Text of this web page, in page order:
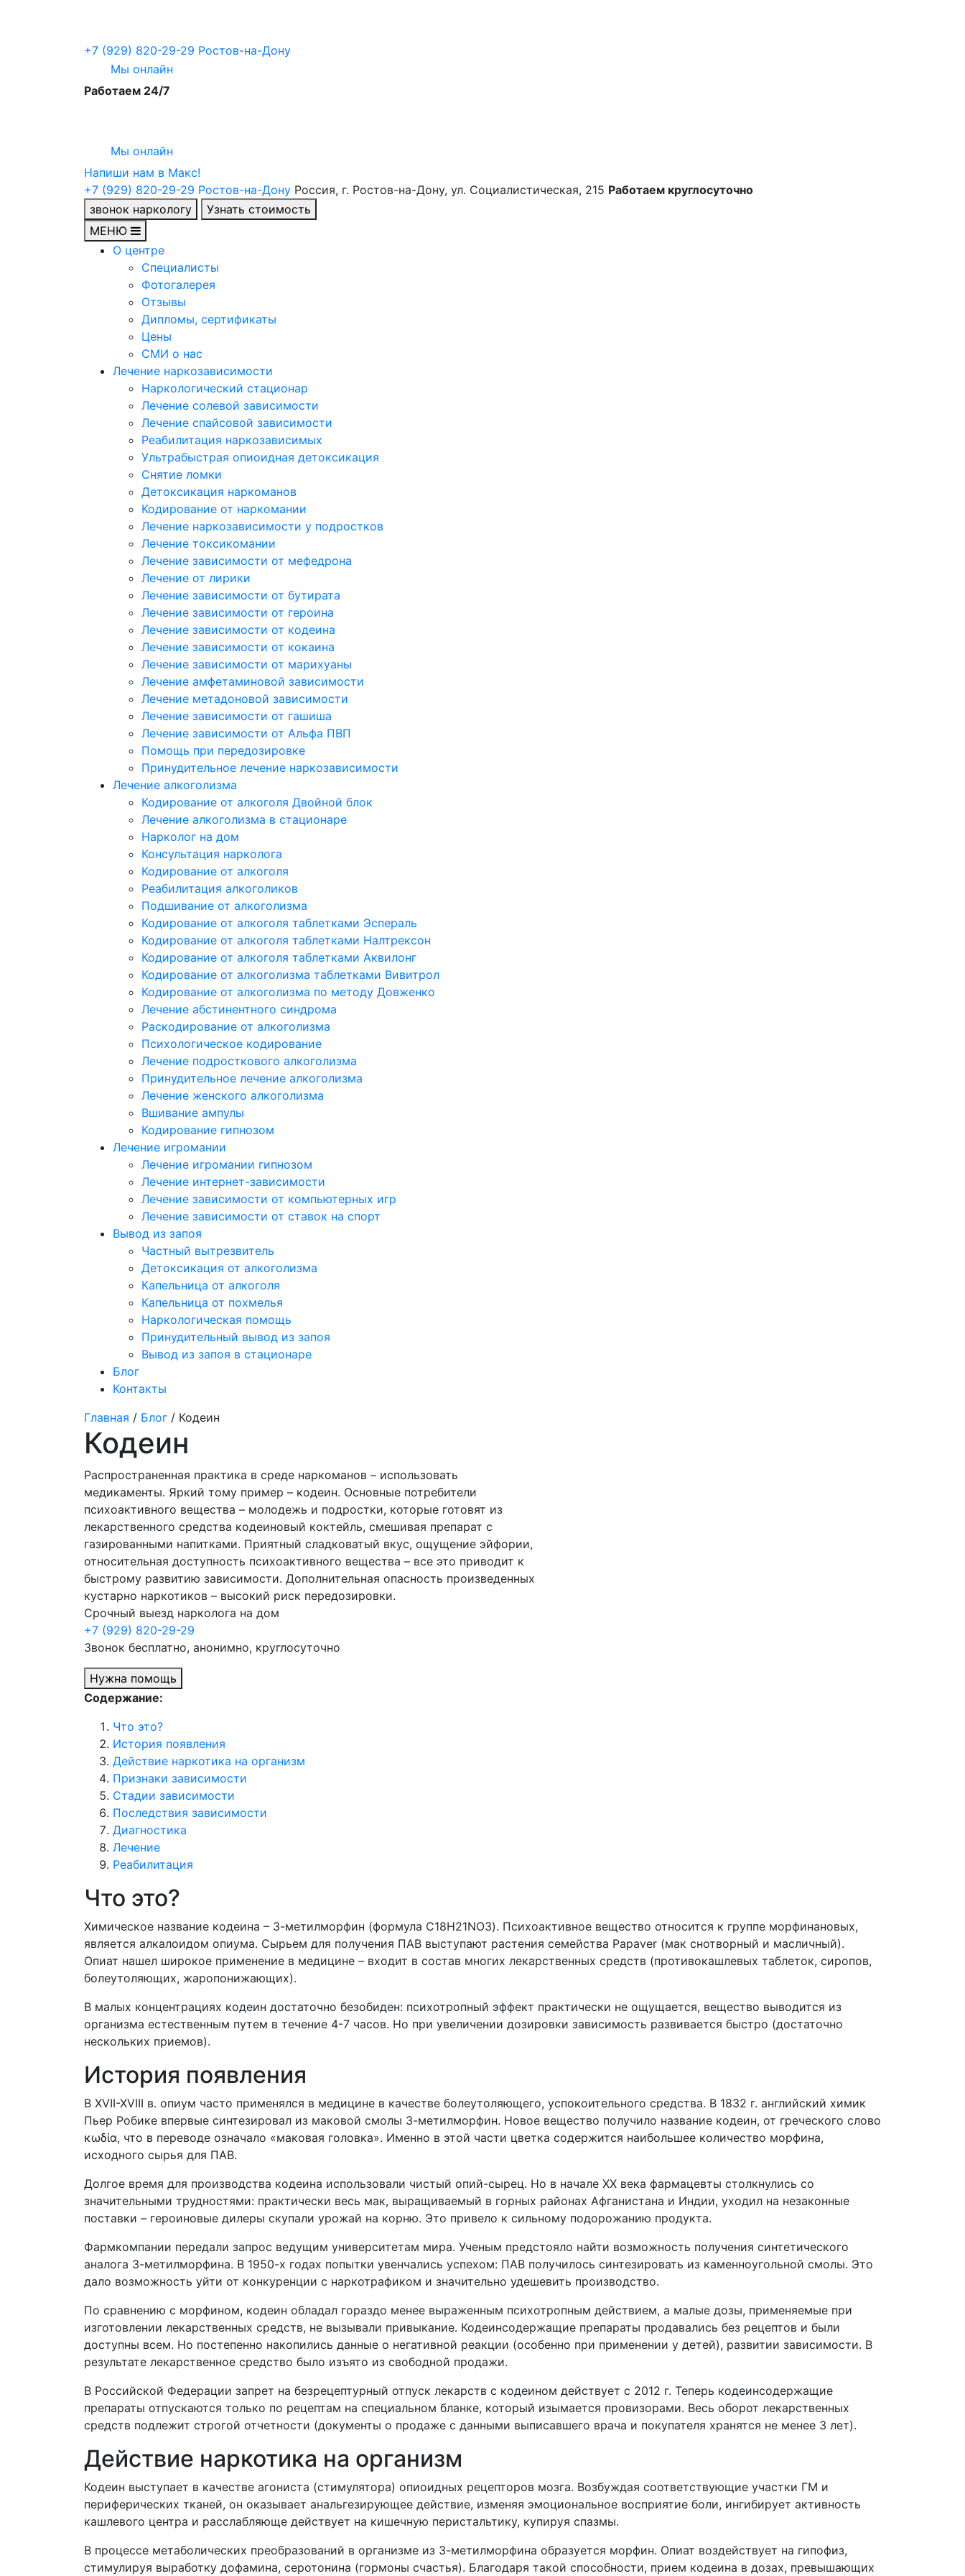
+7 (929) 820-29-29 Ростов-на-Дону
Мы онлайн
Работаем 24/7
Мы онлайн
Напиши нам в Maкс!
+7 (929) 820-29-29 Ростов-на-Дону Россия, г. Ростов-на-Дону, ул. Социалистическая, 215 Работаем круглосуточно
звонок наркологу
Узнать стоимость
МЕНЮ
О центре
Специалисты
Фотогалерея
Отзывы
Дипломы, сертификаты
Цены
СМИ о нас
Лечение наркозависимости
Наркологический стационар
Лечение солевой зависимости
Лечение спайсовой зависимости
Реабилитация наркозависимых
Ультрабыстрая опиоидная детоксикация
Снятие ломки
Детоксикация наркоманов
Кодирование от наркомании
Лечение наркозависимости у подростков
Лечение токсикомании
Лечение зависимости от мефедрона
Лечение от лирики
Лечение зависимости от бутирата
Лечение зависимости от героина
Лечение зависимости от кодеина
Лечение зависимости от кокаина
Лечение зависимости от марихуаны
Лечение амфетаминовой зависимости
Лечение метадоновой зависимости
Лечение зависимости от гашиша
Лечение зависимости от Альфа ПВП
Помощь при передозировке
Принудительное лечение наркозависимости
Лечение алкоголизма
Кодирование от алкоголя Двойной блок
Лечение алкоголизма в стационаре
Нарколог на дом
Консультация нарколога
Кодирование от алкоголя
Реабилитация алкоголиков
Подшивание от алкоголизма
Кодирование от алкоголя таблетками Эспераль
Кодирование от алкоголя таблетками Налтрексон
Кодирование от алкоголя таблетками Аквилонг
Кодирование от алкоголизма таблетками Вивитрол
Кодирование от алкоголизма по методу Довженко
Лечение абстинентного синдрома
Раскодирование от алкоголизма
Психологическое кодирование
Лечение подросткового алкоголизма
Принудительное лечение алкоголизма
Лечение женского алкоголизма
Вшивание ампулы
Кодирование гипнозом
Лечение игромании
Лечение игромании гипнозом
Лечение интернет-зависимости
Лечение зависимости от компьютерных игр
Лечение зависимости от ставок на спорт
Вывод из запоя
Частный вытрезвитель
Детоксикация от алкоголизма
Капельница от алкоголя
Капельница от похмелья
Наркологическая помощь
Принудительный вывод из запоя
Вывод из запоя в стационаре
Блог
Контакты
Главная / Блог / Кодеин
Кодеин
Распространенная практика в среде наркоманов – использовать
медикаменты. Яркий тому пример – кодеин. Основные потребители
психоактивного вещества – молодежь и подростки, которые готовят из
лекарственного средства кодеиновый коктейль, смешивая препарат с
газированными напитками. Приятный сладковатый вкус, ощущение эйфории,
относительная доступность психоактивного вещества – все это приводит к
быстрому развитию зависимости. Дополнительная опасность произведенных
кустарно наркотиков – высокий риск передозировки.
Срочный выезд нарколога на дом
+7 (929) 820-29-29
Звонок бесплатно, анонимно, круглосуточно
Нужна помощь
Содержание:
Что это?
История появления
Действие наркотика на организм
Признаки зависимости
Стадии зависимости
Последствия зависимости
Диагностика
Лечение
Реабилитация
Что это?
Химическое название кодеина – 3-метилморфин (формула C18H21NO3). Психоактивное вещество относится к группе морфинановых,
является алкалоидом опиума. Сырьем для получения ПАВ выступают растения семейства Papaver (мак снотворный и масличный).
Опиат нашел широкое применение в медицине – входит в состав многих лекарственных средств (противокашлевых таблеток, сиропов,
болеутоляющих, жаропонижающих).
В малых концентрациях кодеин достаточно безобиден: психотропный эффект практически не ощущается, вещество выводится из
организма естественным путем в течение 4-7 часов. Но при увеличении дозировки зависимость развивается быстро (достаточно
нескольких приемов).
История появления
В XVII-XVIII в. опиум часто применялся в медицине в качестве болеутоляющего, успокоительного средства. В 1832 г. английский химик
Пьер Робике впервые синтезировал из маковой смолы 3-метилморфин. Новое вещество получило название кодеин, от греческого слово
κωδία, что в переводе означало «маковая головка». Именно в этой части цветка содержится наибольшее количество морфина,
исходного сырья для ПАВ.
Долгое время для производства кодеина использовали чистый опий-сырец. Но в начале XX века фармацевты столкнулись со
значительными трудностями: практически весь мак, выращиваемый в горных районах Афганистана и Индии, уходил на незаконные
поставки – героиновые дилеры скупали урожай на корню. Это привело к сильному подорожанию продукта.
Фармкомпании передали запрос ведущим университетам мира. Ученым предстояло найти возможность получения синтетического
аналога 3-метилморфина. В 1950-х годах попытки увенчались успехом: ПАВ получилось синтезировать из каменноугольной смолы. Это
дало возможность уйти от конкуренции с наркотрафиком и значительно удешевить производство.
По сравнению с морфином, кодеин обладал гораздо менее выраженным психотропным действием, а малые дозы, применяемые при
изготовлении лекарственных средств, не вызывали привыкание. Кодеинсодержащие препараты продавались без рецептов и были
доступны всем. Но постепенно накопились данные о негативной реакции (особенно при применении у детей), развитии зависимости. В
результате лекарственное средство было изъято из свободной продажи.
В Российской Федерации запрет на безрецептурный отпуск лекарств с кодеином действует с 2012 г. Теперь кодеинсодержащие
препараты отпускаются только по рецептам на специальном бланке, который изымается провизорами. Весь оборот лекарственных
средств подлежит строгой отчетности (документы о продаже с данными выписавшего врача и покупателя хранятся не менее 3 лет).
Действие наркотика на организм
Кодеин выступает в качестве агониста (стимулятора) опиоидных рецепторов мозга. Возбуждая соответствующие участки ГМ и
периферических тканей, он оказывает анальгезирующее действие, изменяя эмоциональное восприятие боли, ингибирует активность
кашлевого центра и расслабляюще действует на кишечную перистальтику, купируя спазмы.
В процессе метаболических преобразований в организме из 3-метилморфина образуется морфин. Опиат воздействует на гипофиз,
стимулируя выработку дофамина, серотонина (гормоны счастья). Благодаря такой способности, прием кодеина в дозах, превышающих